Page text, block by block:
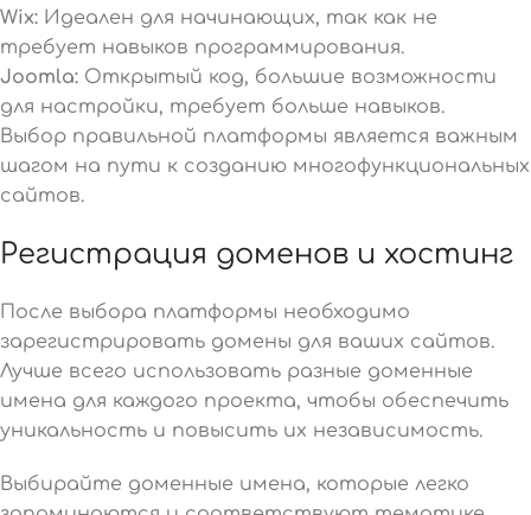
Wix: Идеален для начинающих, так как не
требует навыков программирования.
Joomla: Открытый код, большие возможности
для настройки, требует больше навыков.
Выбор правильной платформы является важным
шагом на пути к созданию многофункциональных
сайтов.
Регистрация доменов и хостинг
После выбора платформы необходимо
зарегистрировать домены для ваших сайтов.
Лучше всего использовать разные доменные
имена для каждого проекта, чтобы обеспечить
уникальность и повысить их независимость.
Выбирайте доменные имена, которые легко